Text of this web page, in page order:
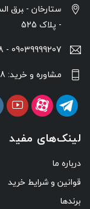
ستارخان - ‍برق
- پلاک 525
09039999207 - 09012221418
مشاوره و خرید: 9012221418
لینک‌های مفید
درباره ما
قوانین و شرایط خرید
برندها